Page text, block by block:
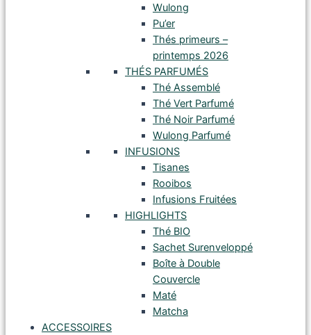
Wulong
Pu’er
Thés primeurs –
printemps 2026
THÉS PARFUMÉS
Thé Assemblé
Thé Vert Parfumé
Thé Noir Parfumé
Wulong Parfumé
INFUSIONS
Tisanes
Rooibos
Infusions Fruitées
HIGHLIGHTS
Thé BIO
Sachet Surenveloppé
Boîte à Double
Couvercle
Maté
Matcha
ACCESSOIRES